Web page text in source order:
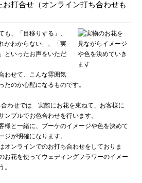
打合せ（オンライン打ち合わせも
も、「目移りする」、
かわからない」、「実
といったお声をいただ
わせて、こんな雰囲気
たのか心配になるものです。
合わせでは 実際にお花を束ねて、お客様に
ンプルでお色合わせを行います。
様と一緒に、ブーケのイメージや色を決めて
ジが明確になります。
オンラインでのお打ち合わせをしておりま
お花を使ってウェディングフラワーのイメー
。